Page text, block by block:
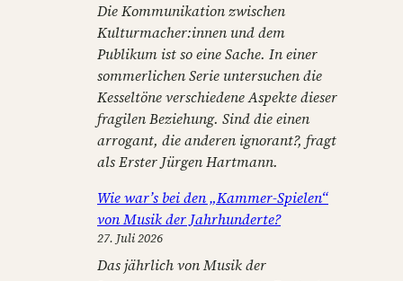
Die Kommunikation zwischen
Kulturmacher:innen und dem
Publikum ist so eine Sache. In einer
sommerlichen Serie untersuchen die
Kesseltöne verschiedene Aspekte dieser
fragilen Beziehung. Sind die einen
arrogant, die anderen ignorant?, fragt
als Erster Jürgen Hartmann.
Wie war’s bei den „Kammer-Spielen“
von Musik der Jahrhunderte?
27. Juli 2026
Das jährlich von Musik der